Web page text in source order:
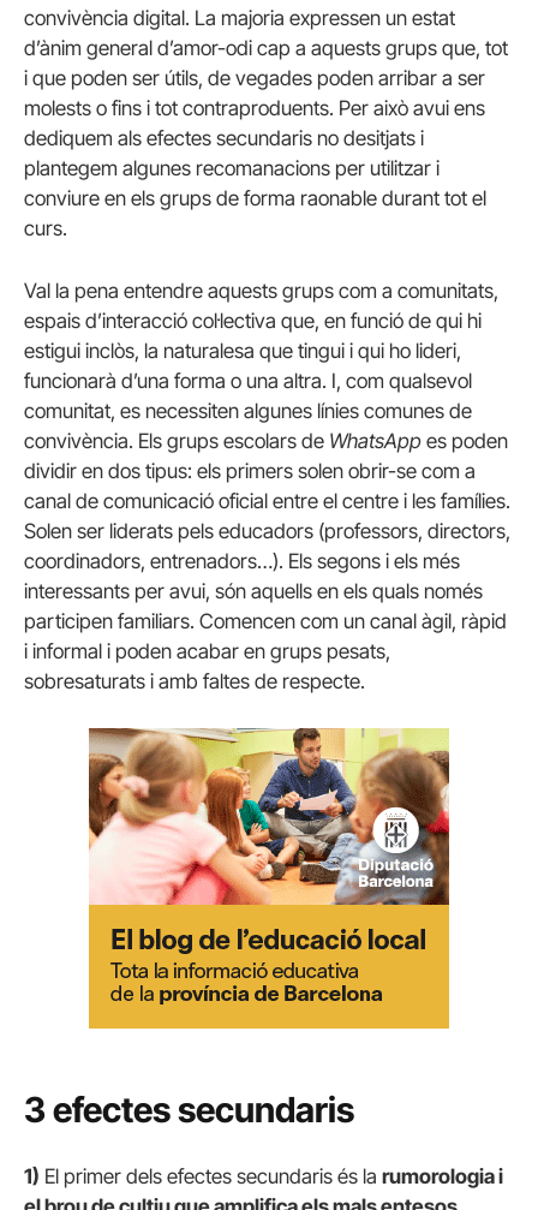
convivència digital. La majoria expressen un estat
d’ànim general d’amor-odi cap a aquests grups que, tot
i que poden ser útils, de vegades poden arribar a ser
molests o fins i tot contraproduents. Per això avui ens
dediquem als efectes secundaris no desitjats i
plantegem algunes recomanacions per utilitzar i
conviure en els grups de forma raonable durant tot el
curs.
Val la pena entendre aquests grups com a comunitats,
espais d’interacció col·lectiva que, en funció de qui hi
estigui inclòs, la naturalesa que tingui i qui ho lideri,
funcionarà d’una forma o una altra. I, com qualsevol
comunitat, es necessiten algunes línies comunes de
convivència. Els grups escolars de WhatsApp es poden
dividir en dos tipus: els primers solen obrir-se com a
canal de comunicació oficial entre el centre i les famílies.
Solen ser liderats pels educadors (professors, directors,
coordinadors, entrenadors…). Els segons i els més
interessants per avui, són aquells en els quals només
participen familiars. Comencen com un canal àgil, ràpid
i informal i poden acabar en grups pesats,
sobresaturats i amb faltes de respecte.
3 efectes secundaris
1) El primer dels efectes secundaris és la rumorologia i